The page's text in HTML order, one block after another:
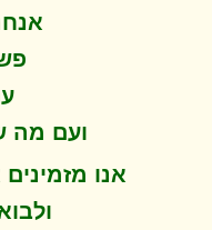
ועם מה
אנו